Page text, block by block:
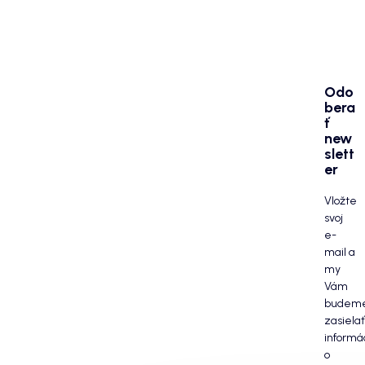
Odo
bera
ť
new
slett
er
Vložte
svoj
e-
mail a
my
Vám
zasielať
o